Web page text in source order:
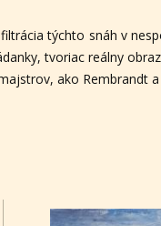
týchto snáh v
tvoriac reálny
ako Rembrandt a